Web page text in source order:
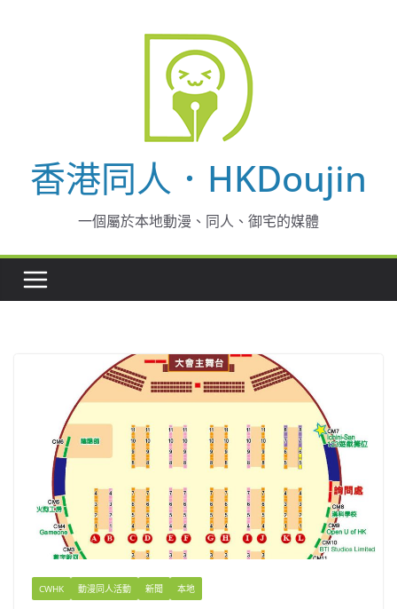
香港同人．HKDoujin
一個屬於本地動漫、同人、御宅的媒體
CWHK 動漫同人活動 新聞 本地